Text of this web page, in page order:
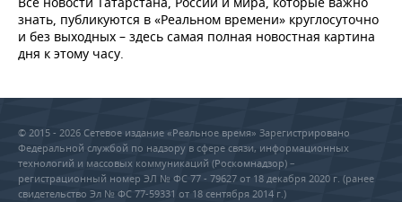
знать, публикуются в «Реальном времени» круглосуточно
и без выходных – здесь самая полная новостная картина
дня к этому часу.
© 2015 - 2026 Сетевое издание «Реальное время» Зарегистрировано
Федеральной службой по надзору в сфере связи, информационных
технологий и массовых коммуникаций (Роскомнадзор) –
регистрационный номер ЭЛ № ФС 77 - 79627 от 18 декабря 2020 г. (ранее
свидетельство Эл № ФС 77-59331 от 18 сентября 2014 г.)